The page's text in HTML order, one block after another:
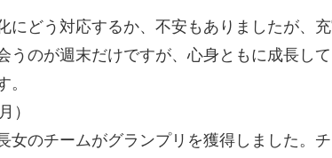
どう対応するか、不安もありましたが、
うのが週末だけですが、心身ともに成長し
。
）
女のチームがグランプリを獲得しました。